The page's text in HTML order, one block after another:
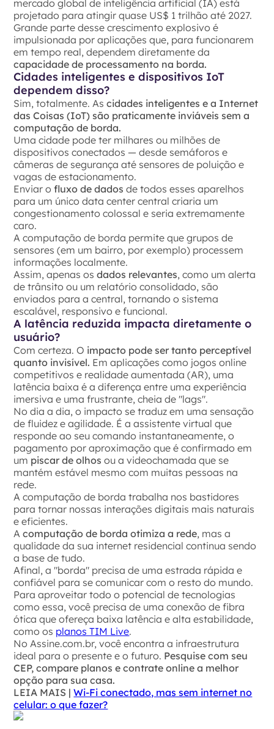
mercado global de inteligência artificial (IA) está
projetado para atingir quase US$ 1 trilhão até 2027.
Grande parte desse crescimento explosivo é
impulsionada por aplicações que, para funcionarem
em tempo real, dependem diretamente da
capacidade de processamento na borda.
Cidades inteligentes e dispositivos IoT
dependem disso?
Sim, totalmente. Ascidades inteligentes e a Internet
das Coisas (IoT) são praticamente inviáveis sem a
computação de borda.
Uma cidade pode ter milhares ou milhões de
dispositivos conectados — desde semáforos e
câmeras de segurança até sensores de poluição e
vagas de estacionamento.
Enviar ofluxo de dados de todos esses aparelhos
para um único data center central criaria um
congestionamento colossal e seria extremamente
caro.
A computação de borda permite que grupos de
sensores (em um bairro, por exemplo) processem
informações localmente.
Assim, apenas osdados relevantes, como um alerta
de trânsito ou um relatório consolidado, são
enviados para a central, tornando o sistema
escalável, responsivo e funcional.
A latência reduzida impacta diretamente o
usuário?
Com certeza. O impacto pode ser tanto perceptível
quanto invisível. Em aplicações como jogos online
competitivos e realidade aumentada (AR), uma
latência baixa é a diferença entre uma experiência
imersiva e uma frustrante, cheia de "lags".
No dia a dia, o impacto se traduz em uma sensação
de fluidez e agilidade. É a assistente virtual que
responde ao seu comando instantaneamente, o
pagamento por aproximação que é confirmado em
um piscar de olhosou a videochamada que se
mantém estável mesmo com muitas pessoas na
rede.
A computação de borda trabalha nos bastidores
para tornar nossas interações digitais mais naturais
e eficientes.
A computação de borda otimiza a rede, mas a
qualidade da sua internet residencial continua sendo
a base de tudo.
Afinal, a "borda" precisa de uma estrada rápida e
confiável para se comunicar com o resto do mundo.
Para aproveitar todo o potencial de tecnologias
como essa, você precisa de uma conexão de fibra
ótica que ofereça baixa latência e alta estabilidade,
como os planos TIM Live.
No Assine.com.br, você encontra a infraestrutura
ideal para o presente e o futuro. Pesquise com seu
CEP, compare planos e contrate online a melhor
opção para sua casa.
LEIA MAIS |Wi-Fi conectado, mas sem internet no
celular: o que fazer?